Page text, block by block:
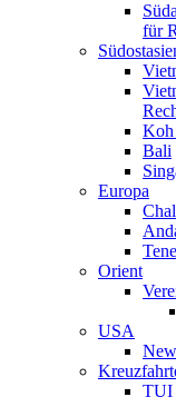
für
Koh
Bali
Europa
Orient
USA
TUI